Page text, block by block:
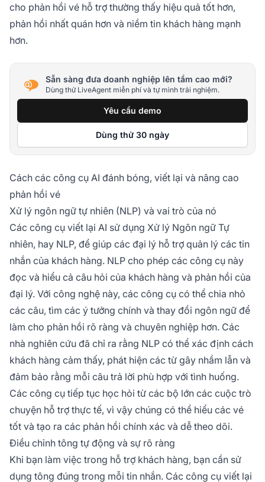
cho phản hồi vé hỗ trợ thường thấy hiệu quả tốt hơn,
phản hồi nhất quán hơn và niềm tin khách hàng mạnh
hơn.
Sẵn sàng đưa doanh nghiệp lên tầm cao mới?
Dùng thử LiveAgent miễn phí và tự mình trải nghiệm.
Yêu cầu demo
Dùng thử 30 ngày
Cách các công cụ AI đánh bóng, viết lại và nâng cao
phản hồi vé
Xử lý ngôn ngữ tự nhiên (NLP) và vai trò của nó
Các công cụ viết lại AI sử dụng Xử lý Ngôn ngữ Tự
nhiên, hay NLP, để giúp các đại lý hỗ trợ quản lý các tin
nhắn của khách hàng. NLP cho phép các công cụ này
đọc và hiểu cả câu hỏi của khách hàng và phản hồi của
đại lý. Với công nghệ này, các công cụ có thể chia nhỏ
các câu, tìm các ý tưởng chính và thay đổi ngôn ngữ để
làm cho phản hồi rõ ràng và chuyên nghiệp hơn. Các
nhà nghiên cứu đã chỉ ra rằng NLP có thể xác định cách
khách hàng cảm thấy, phát hiện các từ gây nhầm lẫn và
đảm bảo rằng mỗi câu trả lời phù hợp với tình huống.
Các công cụ tiếp tục học hỏi từ các bộ lớn các cuộc trò
chuyện hỗ trợ thực tế, vì vậy chúng có thể hiểu các vé
tốt và tạo ra các phản hồi chính xác và dễ theo dõi.
Điều chỉnh tông tự động và sự rõ ràng
Khi bạn làm việc trong hỗ trợ khách hàng, bạn cần sử
dụng tông đúng trong mỗi tin nhắn. Các công cụ viết lại